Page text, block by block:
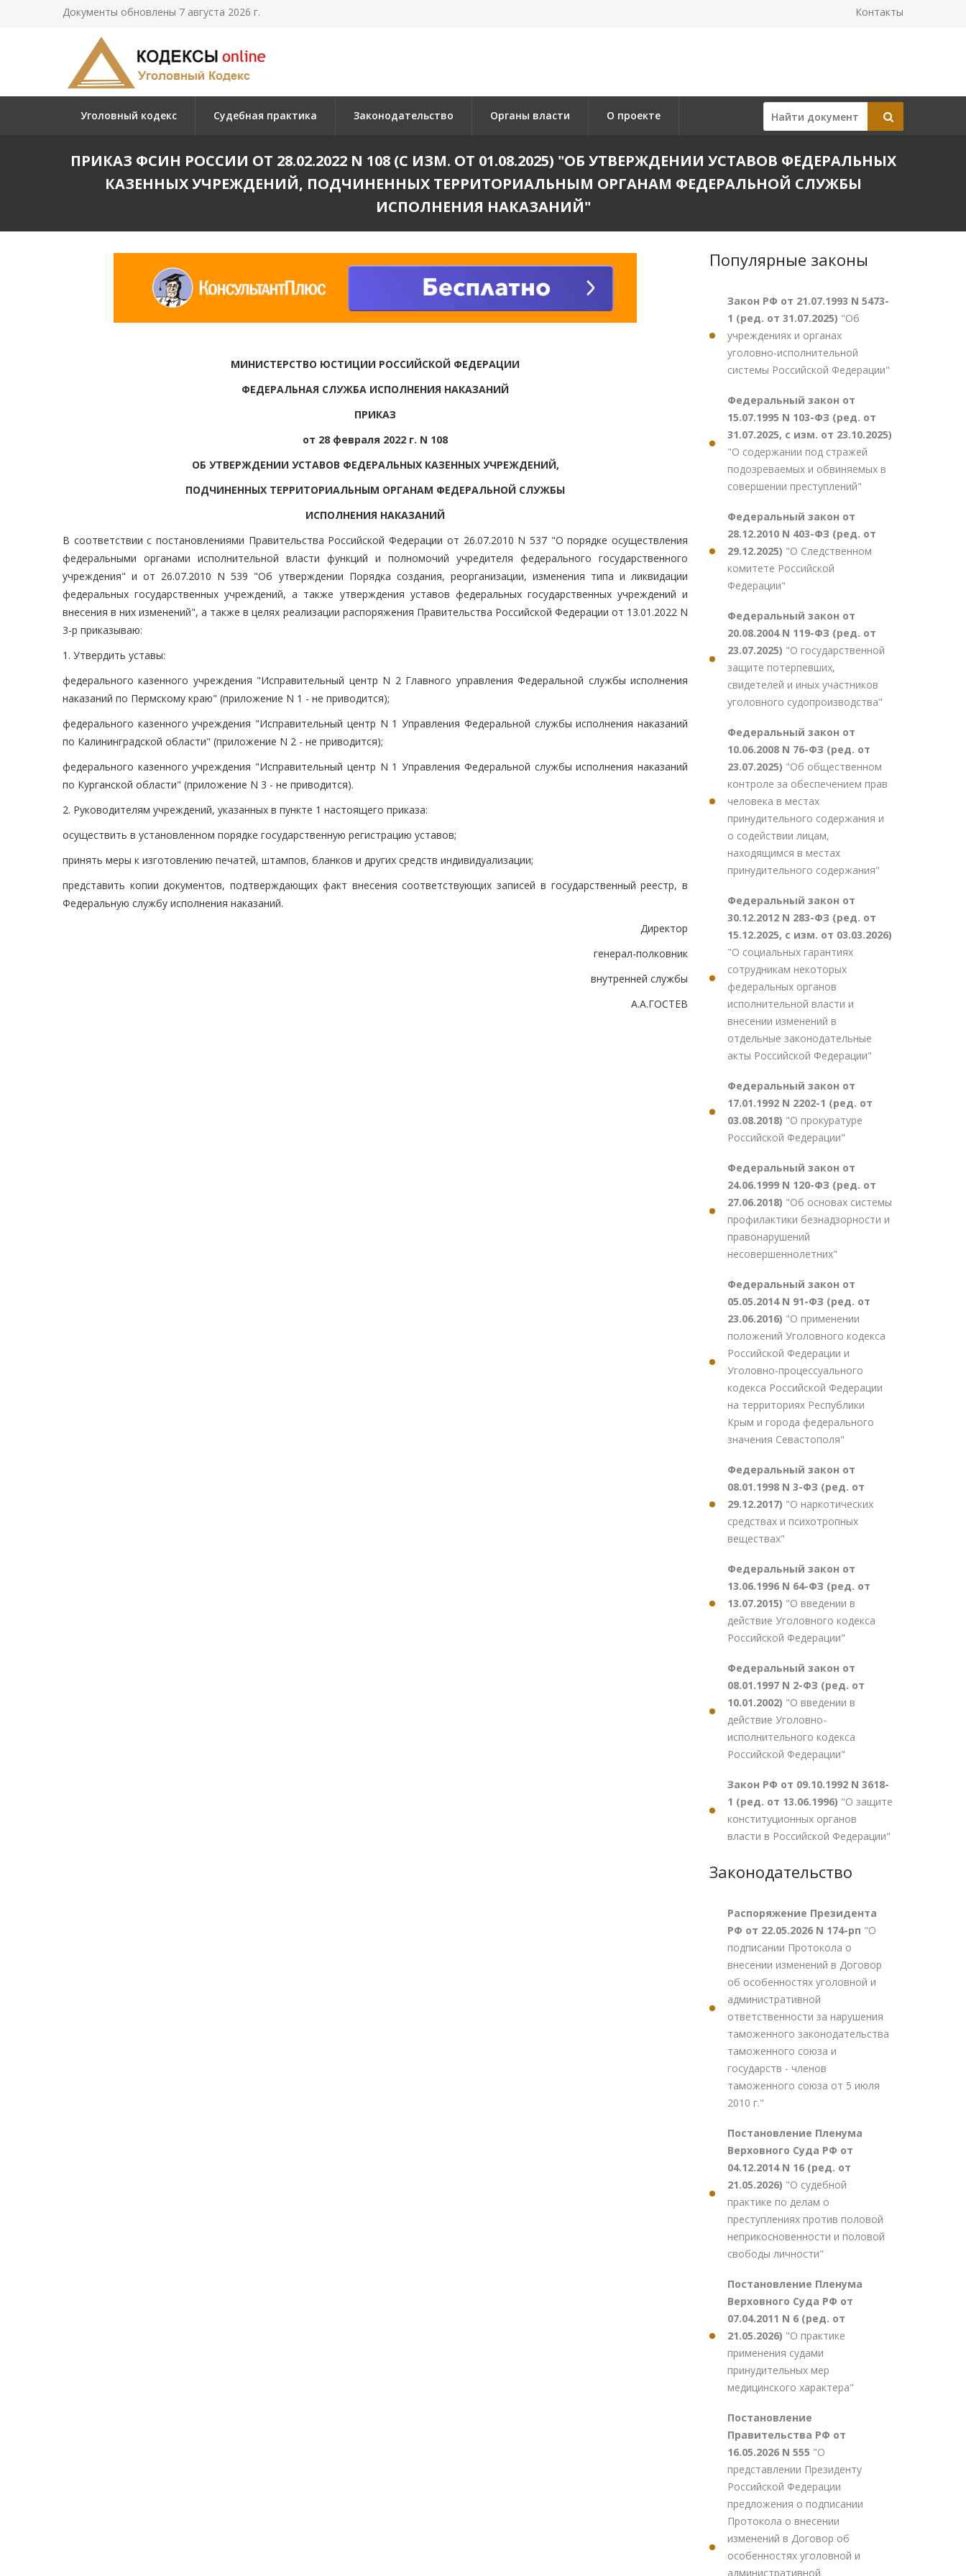
Документы обновлены 7 августа 2026 г. Контакты
Уголовный кодекс Судебная практика Законодательство Органы власти О проекте
ПРИКАЗ ФСИН РОССИИ ОТ 28.02.2022 N 108 (С ИЗМ. ОТ 01.08.2025) "ОБ УТВЕРЖДЕНИИ УСТАВОВ ФЕДЕРАЛЬНЫХ
КАЗЕННЫХ УЧРЕЖДЕНИЙ, ПОДЧИНЕННЫХ ТЕРРИТОРИАЛЬНЫМ ОРГАНАМ ФЕДЕРАЛЬНОЙ СЛУЖБЫ
ИСПОЛНЕНИЯ НАКАЗАНИЙ"
МИНИСТЕРСТВО ЮСТИЦИИ РОССИЙСКОЙ ФЕДЕРАЦИИ
ФЕДЕРАЛЬНАЯ СЛУЖБА ИСПОЛНЕНИЯ НАКАЗАНИЙ
ПРИКАЗ
от 28 февраля 2022 г. N 108
ОБ УТВЕРЖДЕНИИ УСТАВОВ ФЕДЕРАЛЬНЫХ КАЗЕННЫХ УЧРЕЖДЕНИЙ,
ПОДЧИНЕННЫХ ТЕРРИТОРИАЛЬНЫМ ОРГАНАМ ФЕДЕРАЛЬНОЙ СЛУЖБЫ
ИСПОЛНЕНИЯ НАКАЗАНИЙ
В соответствии с постановлениями Правительства Российской Федерации от 26.07.2010 N 537 "О порядке осуществления
федеральными органами исполнительной власти функций и полномочий учредителя федерального государственного
учреждения" и от 26.07.2010 N 539 "Об утверждении Порядка создания, реорганизации, изменения типа и ликвидации
федеральных государственных учреждений, а также утверждения уставов федеральных государственных учреждений и
внесения в них изменений", а также в целях реализации распоряжения Правительства Российской Федерации от 13.01.2022 N
3-р приказываю:
1. Утвердить уставы:
федерального казенного учреждения "Исправительный центр N 2 Главного управления Федеральной службы исполнения
наказаний по Пермскому краю" (приложение N 1 - не приводится);
федерального казенного учреждения "Исправительный центр N 1 Управления Федеральной службы исполнения наказаний
по Калининградской области" (приложение N 2 - не приводится);
федерального казенного учреждения "Исправительный центр N 1 Управления Федеральной службы исполнения наказаний
по Курганской области" (приложение N 3 - не приводится).
2. Руководителям учреждений, указанных в пункте 1 настоящего приказа:
осуществить в установленном порядке государственную регистрацию уставов;
принять меры к изготовлению печатей, штампов, бланков и других средств индивидуализации;
представить копии документов, подтверждающих факт внесения соответствующих записей в государственный реестр, в
Федеральную службу исполнения наказаний.
Директор
генерал-полковник
внутренней службы
А.А.ГОСТЕВ
Популярные законы
Закон РФ от 21.07.1993 N 5473-
1 (ред. от 31.07.2025) "Об
учреждениях и органах
уголовно-исполнительной
системы Российской Федерации"
Федеральный закон от
15.07.1995 N 103-ФЗ (ред. от
31.07.2025, с изм. от 23.10.2025)
"О содержании под стражей
подозреваемых и обвиняемых в
совершении преступлений"
Федеральный закон от
28.12.2010 N 403-ФЗ (ред. от
29.12.2025) "О Следственном
комитете Российской
Федерации"
Федеральный закон от
20.08.2004 N 119-ФЗ (ред. от
23.07.2025) "О государственной
защите потерпевших,
свидетелей и иных участников
уголовного судопроизводства"
Федеральный закон от
10.06.2008 N 76-ФЗ (ред. от
23.07.2025) "Об общественном
контроле за обеспечением прав
человека в местах
принудительного содержания и
о содействии лицам,
находящимся в местах
принудительного содержания"
Федеральный закон от
30.12.2012 N 283-ФЗ (ред. от
15.12.2025, с изм. от 03.03.2026)
"О социальных гарантиях
сотрудникам некоторых
федеральных органов
исполнительной власти и
внесении изменений в
отдельные законодательные
акты Российской Федерации"
Федеральный закон от
17.01.1992 N 2202-1 (ред. от
03.08.2018) "О прокуратуре
Российской Федерации"
Федеральный закон от
24.06.1999 N 120-ФЗ (ред. от
27.06.2018) "Об основах системы
профилактики безнадзорности и
правонарушений
несовершеннолетних"
Федеральный закон от
05.05.2014 N 91-ФЗ (ред. от
23.06.2016) "О применении
положений Уголовного кодекса
Российской Федерации и
Уголовно-процессуального
кодекса Российской Федерации
на территориях Республики
Крым и города федерального
значения Севастополя"
Федеральный закон от
08.01.1998 N 3-ФЗ (ред. от
29.12.2017) "О наркотических
средствах и психотропных
веществах"
Федеральный закон от
13.06.1996 N 64-ФЗ (ред. от
13.07.2015) "О введении в
действие Уголовного кодекса
Российской Федерации"
Федеральный закон от
08.01.1997 N 2-ФЗ (ред. от
10.01.2002) "О введении в
действие Уголовно-
исполнительного кодекса
Российской Федерации"
Закон РФ от 09.10.1992 N 3618-
1 (ред. от 13.06.1996) "О защите
конституционных органов
власти в Российской Федерации"
Законодательство
Распоряжение Президента
РФ от 22.05.2026 N 174-рп "О
подписании Протокола о
внесении изменений в Договор
об особенностях уголовной и
административной
ответственности за нарушения
таможенного законодательства
таможенного союза и
государств - членов
таможенного союза от 5 июля
2010 г."
Постановление Пленума
Верховного Суда РФ от
04.12.2014 N 16 (ред. от
21.05.2026) "О судебной
практике по делам о
преступлениях против половой
неприкосновенности и половой
свободы личности"
Постановление Пленума
Верховного Суда РФ от
07.04.2011 N 6 (ред. от
21.05.2026) "О практике
применения судами
принудительных мер
медицинского характера"
Постановление
Правительства РФ от
16.05.2026 N 555 "О
представлении Президенту
Российской Федерации
предложения о подписании
Протокола о внесении
изменений в Договор об
особенностях уголовной и
административной